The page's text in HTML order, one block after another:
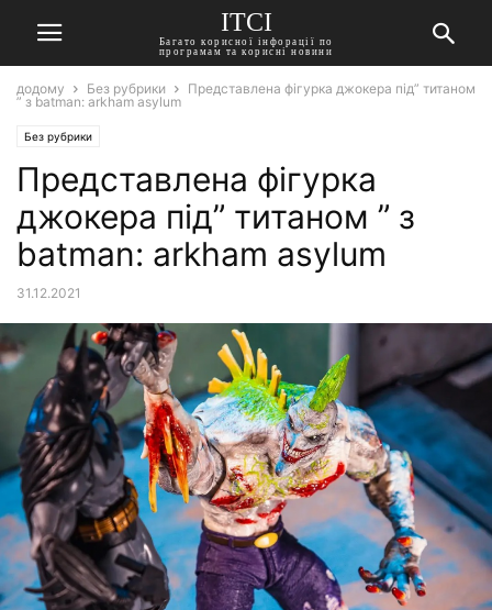
ITCI
Багато корисної інфорації по
програмам та корисні новини
додому Без рубрики
Представлена фігурка джокера під” титаном
” з batman: arkham asylum
Без рубрики
Представлена фігурка
джокера під” титаном ” з
batman: arkham asylum
31.12.2021